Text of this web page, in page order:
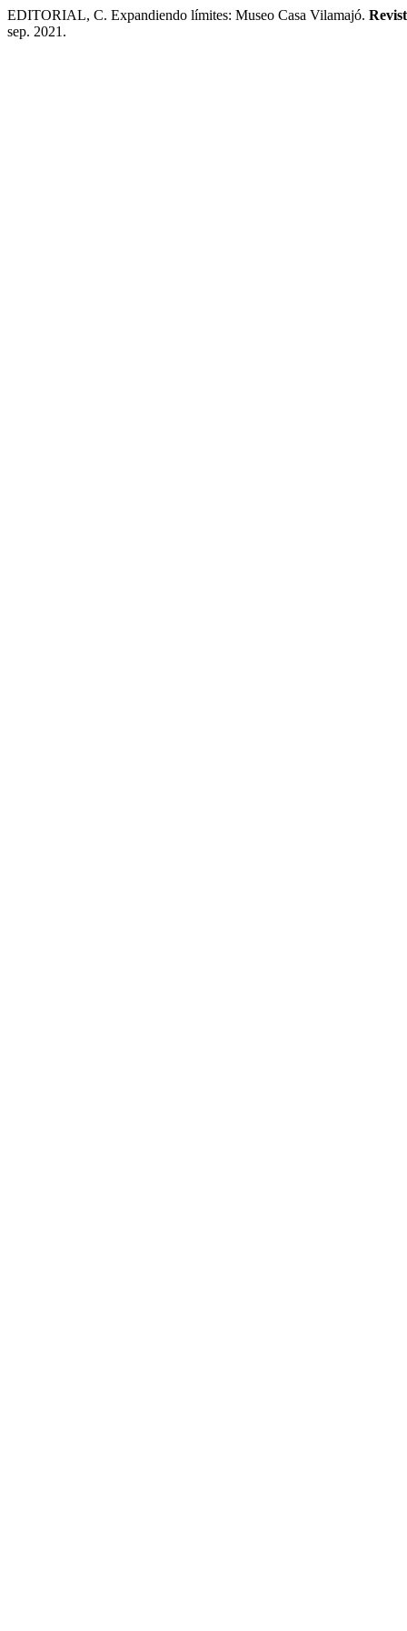
EDITORIAL, C. Expandiendo límites: Museo Casa Vilamajó.
sep. 2021.